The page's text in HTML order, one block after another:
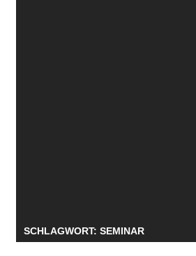
SCHLAGWORT: SEMINAR